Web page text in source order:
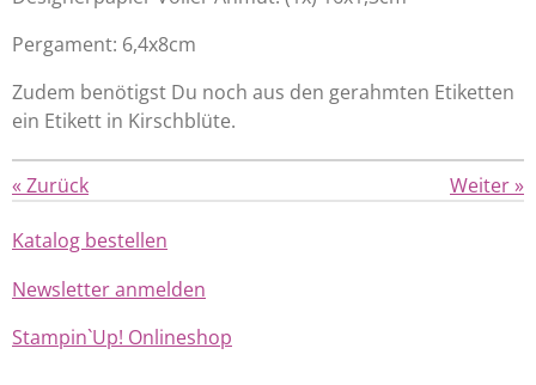
Pergament: 6,4x8cm
Zudem benötigst Du noch aus den gerahmten Etiketten
ein Etikett in Kirschblüte.
« Zurück Weiter»
Katalog bestellen
Newsletter anmelden
Stampin`Up! Onlineshop